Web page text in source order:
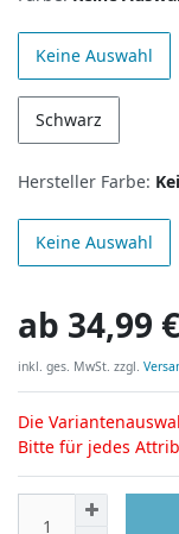
Keine Auswahl
Schwarz
Hersteller Farbe:
Keine Auswahl
ab 34,99 €
inkl. ges. MwSt. zzgl.
Die
Bitte für jedes